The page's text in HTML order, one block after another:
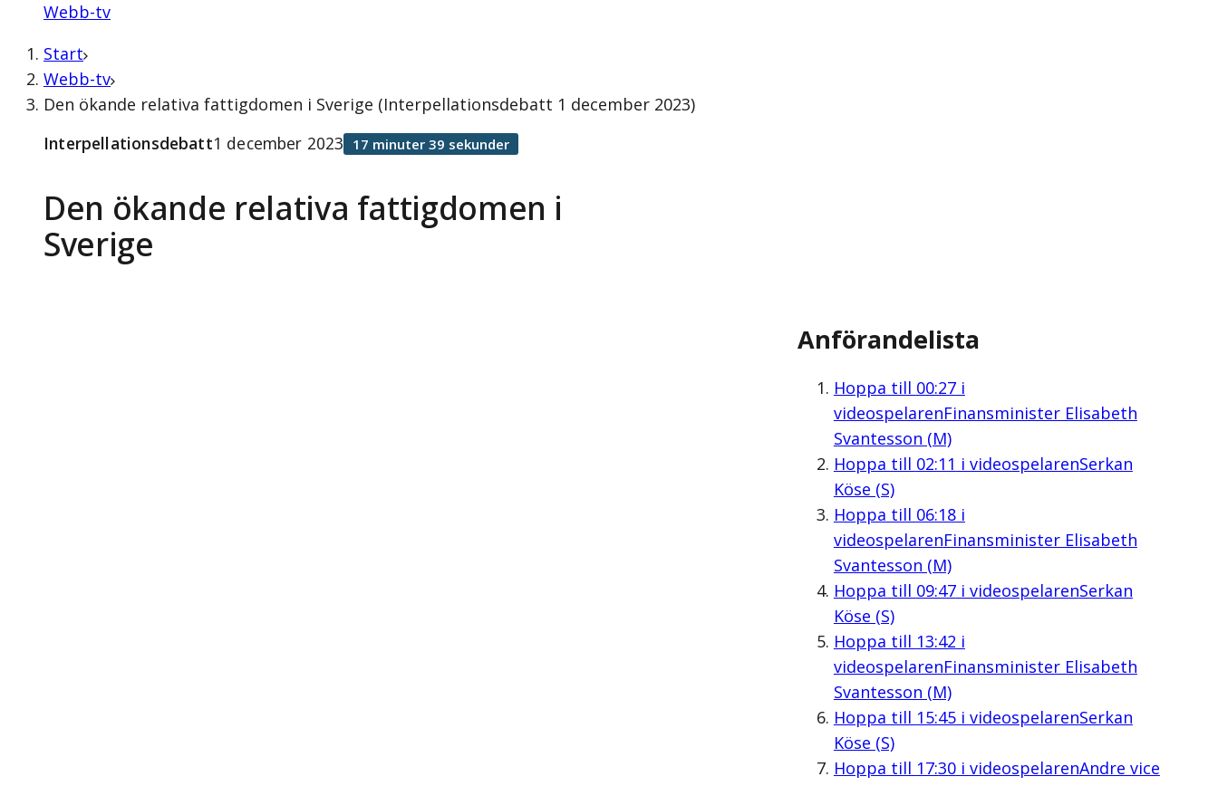
Webb-tv
Start
Webb-tv
Den ökande relativa fattigdomen i Sverige (Interpellationsdebatt 1 december 2023)
Den ökande relativa fattigdomen i
Sverige
Interpellationsdebatt1 december 2023 17 minuter 39 sekunder
Anförandelista
Hoppa till 00:27i
videospelarenFinansminister Elisabeth
Svantesson (M)
Hoppa till 02:11 i videospelarenSerkan
Köse (S)
Hoppa till 06:18i
videospelarenFinansminister Elisabeth
Svantesson (M)
Hoppa till 09:47i videospelarenSerkan
Köse (S)
Hoppa till 13:42 i
videospelarenFinansminister Elisabeth
Svantesson (M)
Hoppa till 15:45i videospelarenSerkan
Köse (S)
Hoppa till 17:30i videospelarenAndre vice